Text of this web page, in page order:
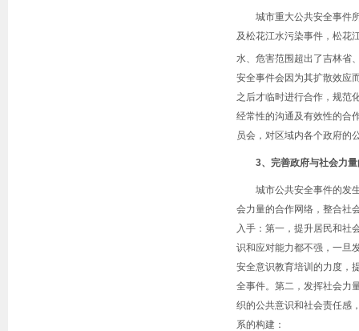
城市重大公共安全事件
及松花江水污染事件，松花
水、危害范围超出了吉林省
安全事件会因为其扩散效应
之后才临时进行合作，规范
经常性的沟通及有效性的合
员会，对区域内各个政府的
3、完善政府与社会力
城市公共安全事件的发
会力量的合作网络，整合社
入手：第一，提升居民和社
识和应对能力都不强，一旦
安全意识教育培训的力度，
全事件。 第二，发挥社会力
织的公共意识和社会责任感
系的构建：